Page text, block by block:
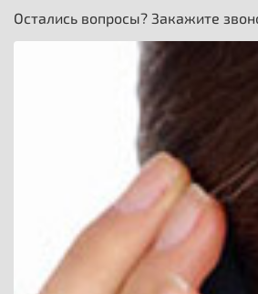
Остались вопросы? Закажите